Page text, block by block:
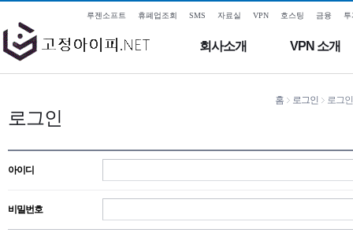
루젠소프트 휴폐업조회 SMS 자료실 VPN 호스팅 금융 투
회사소개 VPN 소개
홈 로그인 로그인
로그인
아이디
비밀번호